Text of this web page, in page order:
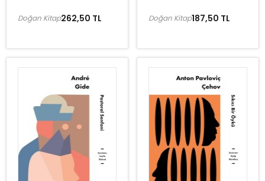
262,50 TL
Doğan Kitap 187,50 TL
Doğan Kitap